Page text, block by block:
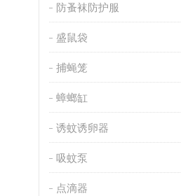
防蚤袜防护服
盛鼠袋
捕蝇笼
蟑螂缸
诱蚊诱卵器
吸蚊泵
点滴器